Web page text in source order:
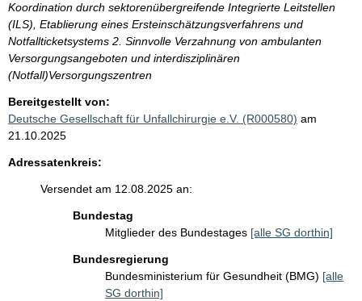
Koordination durch sektorenübergreifende Integrierte Leitstellen
(ILS), Etablierung eines Ersteinschätzungsverfahrens und
Notfallticketsystems 2. Sinnvolle Verzahnung von ambulanten
Versorgungsangeboten und interdisziplinären
(Notfall)Versorgungszentren
Bereitgestellt von:
Deutsche Gesellschaft für Unfallchirurgie e.V. (R000580) am
21.10.2025
Adressatenkreis:
Versendet am 12.08.2025 an:
Bundestag
Mitglieder des Bundestages [alle SG dorthin]
Bundesregierung
Bundesministerium für Gesundheit (BMG) [alle
SG dorthin]